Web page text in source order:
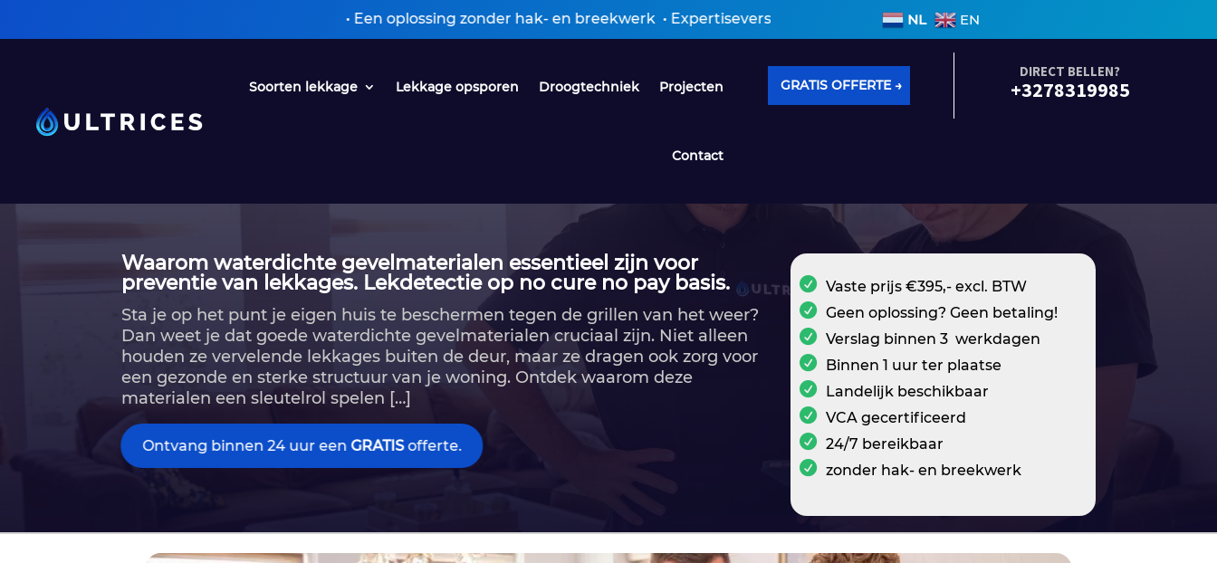
• Een oplossing zonder hak- en breekwerk • Expertiseverslag ontvangen binnen 3 werkdagen • Geen voorrijkosten • Alle
NL EN
Soorten lekkage Lekkage opsporen Droogtechniek Projecten
Contact
GRATIS OFFERTE →
DIRECT BELLEN?
+3278319985
Waarom waterdichte gevelmaterialen essentieel zijn voor
preventie van lekkages.​ Lekdetectie op no cure no pay basis.
Sta je op het punt je eigen huis te beschermen tegen de grillen van het weer?
Dan weet je dat goede waterdichte gevelmaterialen cruciaal zijn.​ Niet alleen
houden ze vervelende lekkages buiten de deur, maar ze dragen ook zorg voor
een gezonde en sterke structuur van je woning.​ Ontdek waarom deze
materialen een sleutelrol spelen […]
Ontvang binnen 24 uur eenGRATISofferte.
Vaste prijs €395,- excl. BTW
Geen oplossing? Geen betaling!
Verslag binnen 3 werkdagen
Binnen 1 uur ter plaatse
Landelijk beschikbaar
VCA gecertificeerd
24/7 bereikbaar
zonder hak- en breekwerk